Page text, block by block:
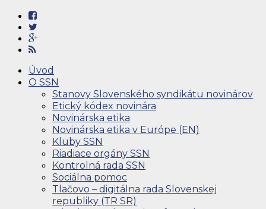
Úvod
O SSN
Stanovy Slovenského syndikátu novinárov
Etický kódex novinára
Novinárska etika
Novinárska etika v Európe (EN)
Kluby SSN
Riadiace orgány SSN
Kontrolná rada SSN
Sociálna pomoc
Tlačovo – digitálna rada Slovenskej
republiky (TR SR)